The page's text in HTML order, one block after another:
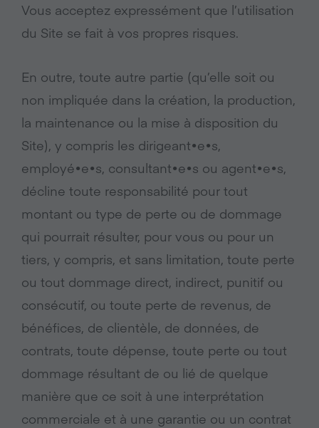
Vous acceptez expressément que l’utilisation
du Site se fait à vos propres risques.
En outre, toute autre partie (qu’elle soit ou
non impliquée dans la création, la production,
la maintenance ou la mise à disposition du
Site), y compris les dirigeant•e•s,
employé•e•s, consultant•e•s ou agent•e•s,
décline toute responsabilité pour tout
montant ou type de perte ou de dommage
qui pourrait résulter, pour vous ou pour un
tiers, y compris, et sans limitation, toute perte
ou tout dommage direct, indirect, punitif ou
consécutif, ou toute perte de revenus, de
bénéfices, de clientèle, de données, de
contrats, toute dépense, toute perte ou tout
dommage résultant de ou lié de quelque
manière que ce soit à une interprétation
commerciale et à une garantie ou un contrat